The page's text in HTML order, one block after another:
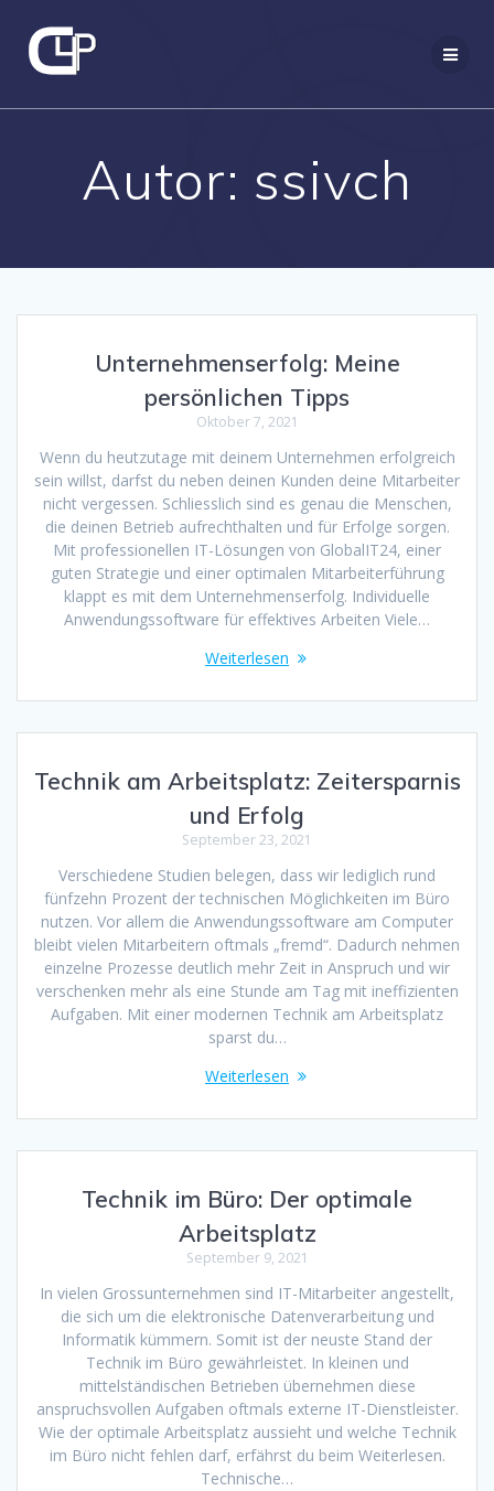
Autor: ssivch
Unternehmenserfolg: Meine
persönlichen Tipps
Oktober 7, 2021
Wenn du heutzutage mit deinem Unternehmen erfolgreich
sein willst, darfst du neben deinen Kunden deine Mitarbeiter
nicht vergessen. Schliesslich sind es genau die Menschen,
die deinen Betrieb aufrechthalten und für Erfolge sorgen.
Mit professionellen IT-Lösungen von GlobalIT24, einer
guten Strategie und einer optimalen Mitarbeiterführung
klappt es mit dem Unternehmenserfolg. Individuelle
Anwendungssoftware für effektives Arbeiten Viele…
Weiterlesen
Technik am Arbeitsplatz: Zeitersparnis
und Erfolg
September 23, 2021
Verschiedene Studien belegen, dass wir lediglich rund
fünfzehn Prozent der technischen Möglichkeiten im Büro
nutzen. Vor allem die Anwendungssoftware am Computer
bleibt vielen Mitarbeitern oftmals „fremd“. Dadurch nehmen
einzelne Prozesse deutlich mehr Zeit in Anspruch und wir
verschenken mehr als eine Stunde am Tag mit ineffizienten
Aufgaben. Mit einer modernen Technik am Arbeitsplatz
sparst du…
Weiterlesen
Technik im Büro: Der optimale
Arbeitsplatz
September 9, 2021
In vielen Grossunternehmen sind IT-Mitarbeiter angestellt,
die sich um die elektronische Datenverarbeitung und
Informatik kümmern. Somit ist der neuste Stand der
Technik im Büro gewährleistet. In kleinen und
mittelständischen Betrieben übernehmen diese
anspruchsvollen Aufgaben oftmals externe IT-Dienstleister.
Wie der optimale Arbeitsplatz aussieht und welche Technik
im Büro nicht fehlen darf, erfährst du beim Weiterlesen.
Technische…